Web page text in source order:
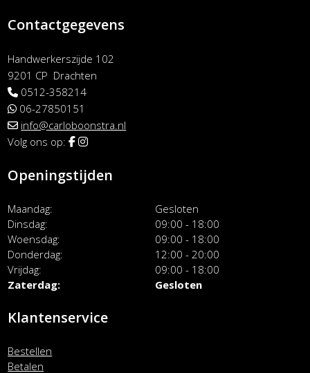
Contactgegevens
Handwerkerszijde 102
9201 CP Drachten
0512-358214
06-27850151
info@carloboonstra.nl
Volg ons op:
Openingstijden
Maandag
Gesloten
Dinsdag
09:00 - 18:00
Woensdag
09:00 - 18:00
Donderdag
12:00 - 20:00
Vrijdag
09:00 - 18:00
Zaterdag
Gesloten
Klantenservice
Bestellen
Betalen